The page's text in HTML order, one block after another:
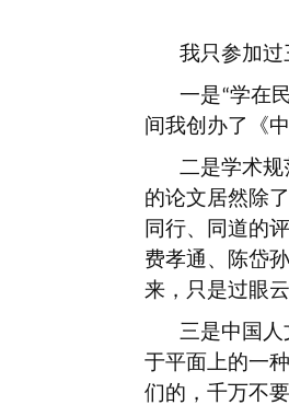
我只参加过
一是“学在
间我创办了《
二是学术
的论文居然除
同行、同道的
费孝通、陈岱
来，只是过眼云
三是中国
于平面上的一
们的，千万不